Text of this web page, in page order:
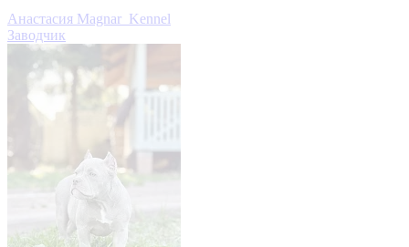
Анастасия Magnar_Kennel
Заводчик